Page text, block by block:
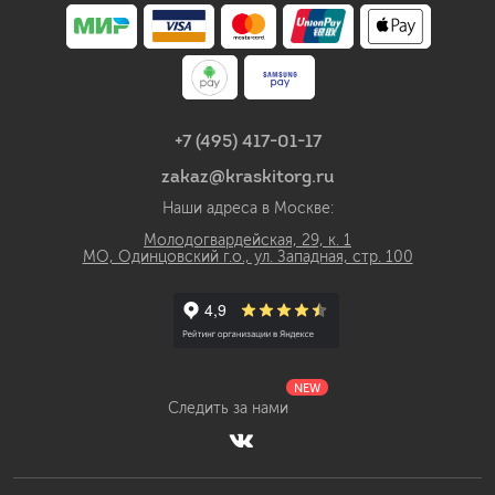
+7 (495) 417-01-17
zakaz@kraskitorg.ru
Наши адреса в Москве:
Молодогвардейская, 29, к. 1
МО, Одинцовский г.о., ул. Западная, стр. 100
Следить за нами
NEW